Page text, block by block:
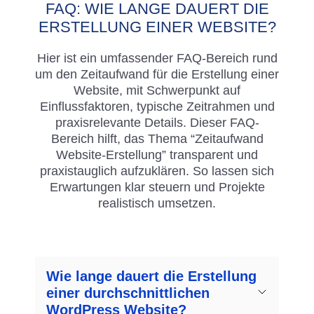
FAQ: WIE LANGE DAUERT DIE
ERSTELLUNG EINER WEBSITE?
Hier ist ein umfassender FAQ-Bereich rund
um den Zeitaufwand für die Erstellung einer
Website, mit Schwerpunkt auf
Einflussfaktoren, typische Zeitrahmen und
praxisrelevante Details. Dieser FAQ-
Bereich hilft, das Thema “Zeitaufwand
Website-Erstellung” transparent und
praxistauglich aufzuklären. So lassen sich
Erwartungen klar steuern und Projekte
realistisch umsetzen.
Wie lange dauert die Erstellung
einer durchschnittlichen
WordPress Website?